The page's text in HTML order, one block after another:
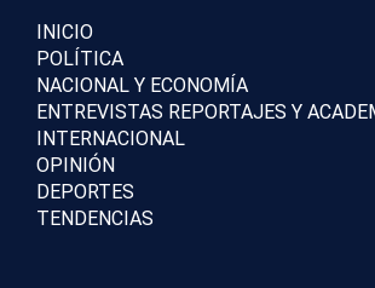
INICIO
POLÍTICA
NACIONAL Y ECONOMÍA
ENTREVISTAS REPORTAJES Y
INTERNACIONAL
OPINIÓN
DEPORTES
TENDENCIAS